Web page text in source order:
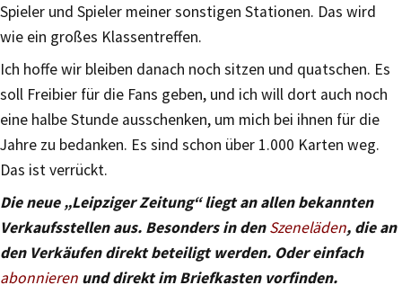
Spieler und Spieler meiner sonstigen Stationen. Das wird
wie ein großes Klassentreffen.
Ich hoffe wir bleiben danach noch sitzen und quatschen. Es
soll Freibier für die Fans geben, und ich will dort auch noch
eine halbe Stunde ausschenken, um mich bei ihnen für die
Jahre zu bedanken. Es sind schon über 1.000 Karten weg.
Das ist verrückt.
Die neue „Leipziger Zeitung“ liegt an allen bekannten
Verkaufsstellen aus. Besonders in denSzeneläden, die an
den Verkäufen direkt beteiligt werden. Oder einfach
abonnieren und direkt im Briefkasten vorfinden.